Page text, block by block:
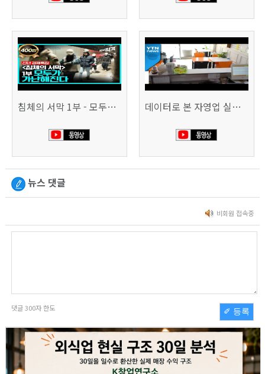
침체의 서막 1부 - 모두가 가난해진다 | 시사직격 신년특집 데이터로 본 자영업 실태 - 매출 '뚝', 장수 업소도 '휘청'
뉴스 댓글
비회원 접속중
댓글300자 한도 ✐ 등록